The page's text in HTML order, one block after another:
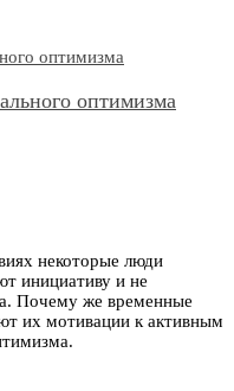
оптимизма
некоторые люди
инициативу и не
Почему же временные
их мотивации к активным